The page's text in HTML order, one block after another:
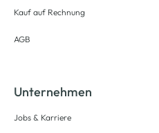
Kauf auf Rechnung
AGB
Unternehmen
Jobs & Karriere